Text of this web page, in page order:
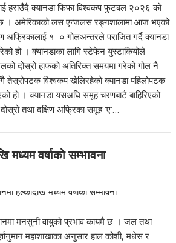
हराउँदै क्यानडा फिफा विश्वकप फुटबल २०२६ को
। अमेरिकाको लस एन्जलस रङ्गशालामा आज भएको
१–० गोलअन्तरले पराजित गर्दै क्यानडा
हो । क्यानडाका लागि स्टेफेन युस्टाकियोले
दोस्रो हाफको अतिरिक्त समयमा गरेको गोल नै
तेस्रोपटक विश्वकप खेलिरहेको क्यानडा पहिलोपटक
हो । क्यानडा यसअघि समूह चरणबाटै बाहिरिएको
तथा दक्षिण अफ्रिका समूह ‘ए’…
मध्यम वर्षाको सम्भावना
मनसुनी वायुको प्रभाव कायमै छ । जल तथा
महाशाखाका अनुसार हाल कोशी, मधेस र